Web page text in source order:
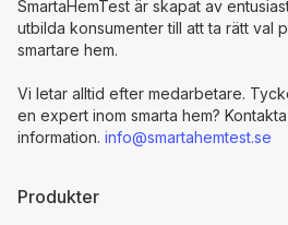
Produkter
SmartaHemTest är skapat av
utbilda konsumenter till att ta rätt val
smartare hem.
Vi letar alltid efter medarbetare.
en expert inom smarta hem?
information. info@smartahemtest.se